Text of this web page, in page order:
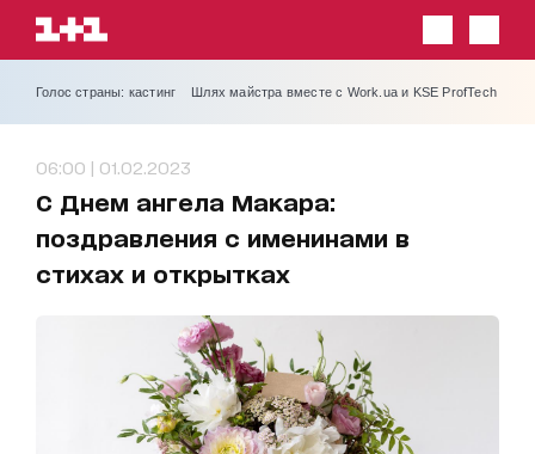
Голос страны: кастинг Шлях майстра вместе с Work.ua и KSE ProfTech
06:00 | 01.02.2023
С Днем ангела Макара:
поздравления с именинами в
стихах и открытках